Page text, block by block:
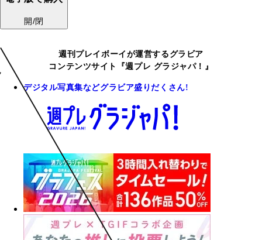
開/閉
週刊プレイボーイが運営するグラビア
コンテンツサイト『週プレ グラジャパ！』
デジタル写真集などグラビア盛りだくさん!